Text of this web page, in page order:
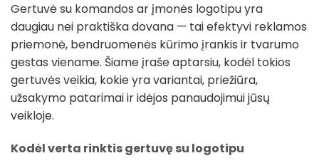
Gertuvė su komandos ar įmonės logotipu yra
daugiau nei praktiška dovana — tai efektyvi reklamos
priemonė, bendruomenės kūrimo įrankis ir tvarumo
gestas viename. Šiame įraše aptarsiu, kodėl tokios
gertuvės veikia, kokie yra variantai, priežiūra,
užsakymo patarimai ir idėjos panaudojimui jūsų
veikloje.
Kodėl verta rinktis gertuvę su logotipu